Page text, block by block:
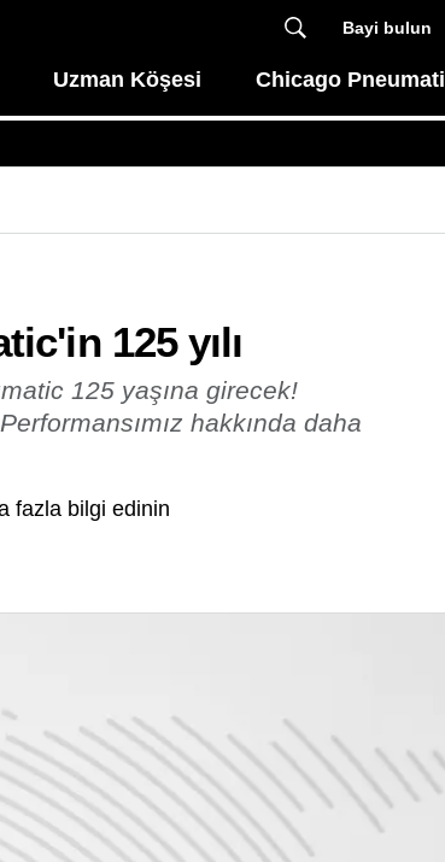
Bayi bulun
Uzman Köşesi Chicago
125 yılı
125 yaşına girecek!
hakkında daha
fazla bilgi edinin